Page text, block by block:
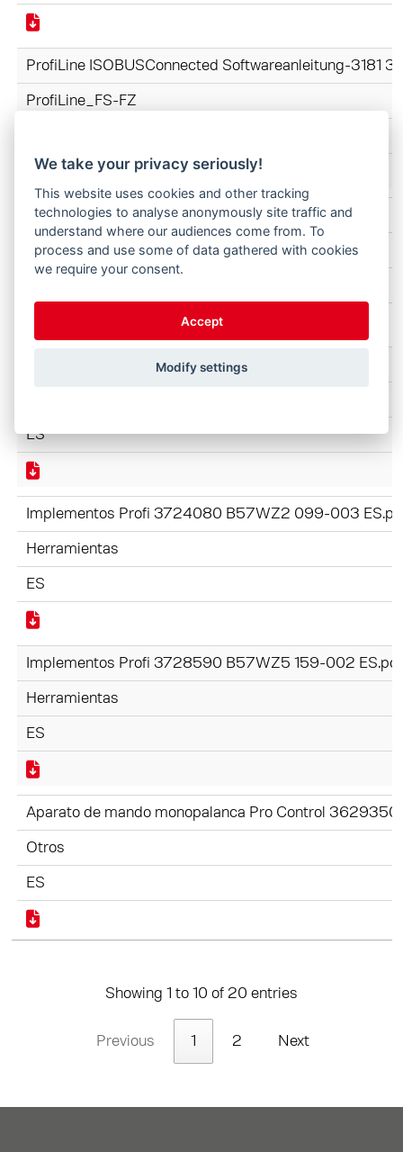
ProfiLine ISOBUSConnected Softwareanleitung-3181
ProfiLine_FS-FZ
ProfiLine FZ-FS 3620-4842 3745090-2025 ES.pdf
ProfiLine_FS-FZ
Cazos Profi 3728340 B57WZ4 160-002 ES.pdf
ES
Implementos Profi 3724080 B57WZ2 099-003
Herramientas
ES
Implementos Profi 3728590 B57WZ5 159-002 ES.pdf
Herramientas
ES
Aparato de mando monopalanca Pro Control
Otros
ES
Showing 1 to 10 of 20 entries
Previous 1 2 Next
We take your privacy seriously!
This website uses cookies and other tracking
technologies to analyse anonymously site traffic and
understand where our audiences come from. To
process and use some of data gathered with cookies
we require your consent.
Accept
Modify settings